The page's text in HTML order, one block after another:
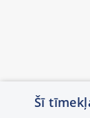
Šī